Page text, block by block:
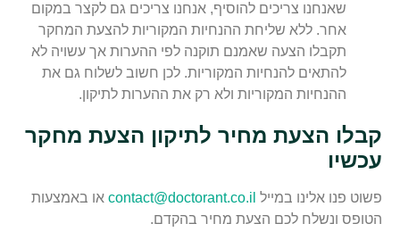
שאנחנו צריכים להוסיף, אנחנו צריכים גם לקצר במקום
אחר. ללא שליחת ההנחיות המקוריות להצעת המחקר
תקבלו הצעה שאמנם תוקנה לפי ההערות אך עשויה לא
להתאים להנחיות המקוריות. לכן חשוב לשלוח גם את
ההנחיות המקוריות ולא רק את ההערות לתיקון.
קבלו הצעת מחיר לתיקון הצעת מחקר
עכשיו
פשוט פנו אלינו במייל contact@doctorant.co.il או באמצעות
הטופס ונשלח לכם הצעת מחיר בהקדם.